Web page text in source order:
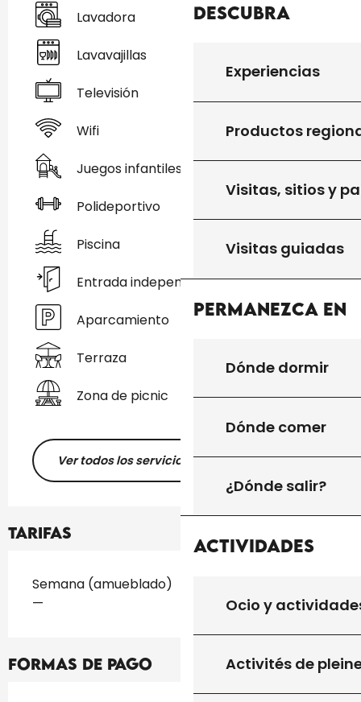
Descubra
Experiencias
Productos
Visitas, sitios y
Visitas guiadas
Permanezca en
Dónde dormir
Dónde comer
¿Dónde salir?
Actividades
Ocio y
Activités de
Lavadora
Lavavajillas
Televisión
Wifi
Juegos infantiles / Zona de juegos
Polideportivo
Piscina
Entrada independiente
Aparcamiento
Terraza
Zona de picnic
Ver todos los servicios
Tarifas
Tarifas 2026
Semana (amueblado)
—
Formas de pago